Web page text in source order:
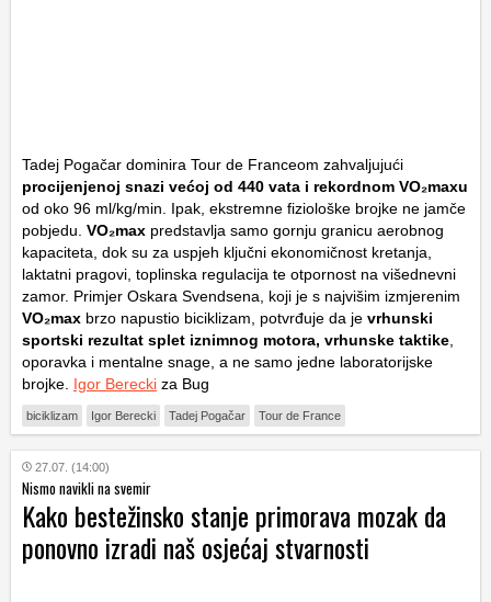
Tadej Pogačar dominira Tour de Franceom zahvaljujući
procijenjenoj snazi većoj od 440 vata i rekordnom VO₂maxu
od oko 96 ml/kg/min. Ipak, ekstremne fiziološke brojke ne jamče
pobjedu. VO₂max predstavlja samo gornju granicu aerobnog
kapaciteta, dok su za uspjeh ključni ekonomičnost kretanja,
laktatni pragovi, toplinska regulacija te otpornost na višednevni
zamor. Primjer Oskara Svendsena, koji je s najvišim izmjerenim
VO₂max brzo napustio biciklizam, potvrđuje da je vrhunski
sportski rezultat splet iznimnog motora, vrhunske taktike,
oporavka i mentalne snage, a ne samo jedne laboratorijske
brojke. Igor Berecki za Bug
biciklizam Igor Berecki Tadej Pogačar Tour de France
27.07. (14:00)
Nismo navikli na svemir
Kako bestežinsko stanje primorava mozak da
ponovno izradi naš osjećaj stvarnosti